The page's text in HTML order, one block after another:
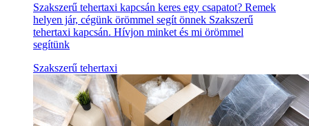
Szakszerű tehertaxi kapcsán keres egy csapatot? Remek
helyen jár, cégünk örömmel segít önnek Szakszerű
tehertaxi kapcsán. Hívjon minket és mi örömmel
segítünk
Szakszerű tehertaxi